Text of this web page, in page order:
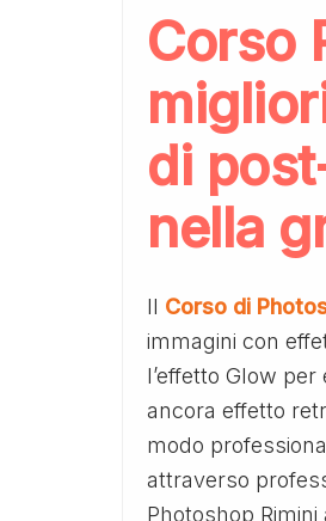
Corso
di
nella
Il Corso di
immagini con
l’effetto Glow
ancora effetto
modo
attraverso
Photoshop